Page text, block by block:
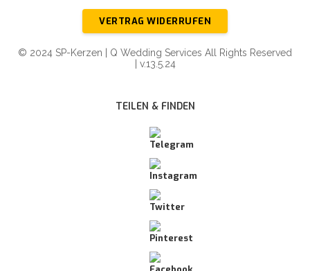
VERTRAG WIDERRUFEN
© 2024 SP-Kerzen | Q Wedding Services All Rights Reserved
| v.13.5.24
TEILEN & FINDEN